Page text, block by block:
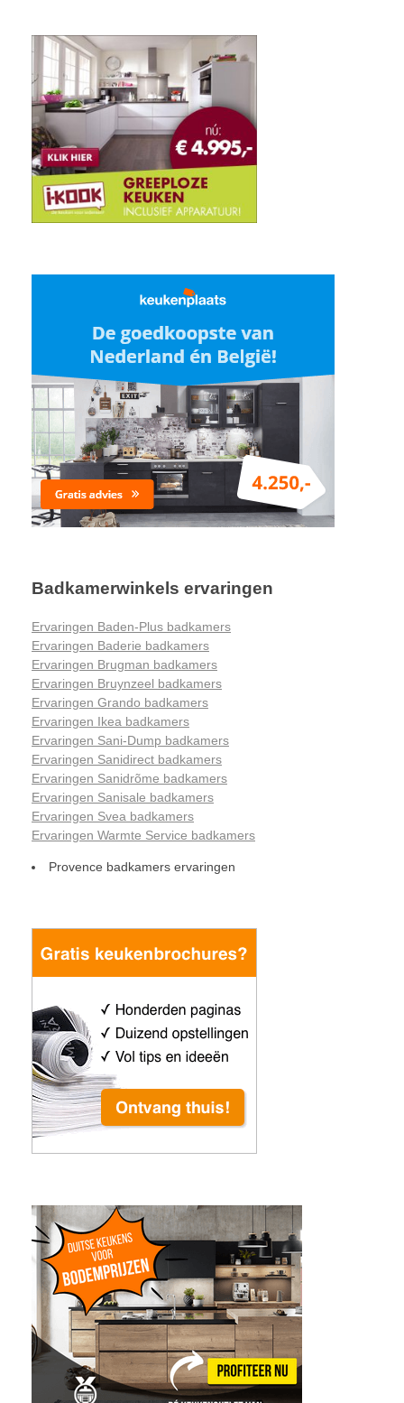
Badkamerwinkels ervaringen
Ervaringen Baden-Plus badkamers
Ervaringen Baderie badkamers
Ervaringen Brugman badkamers
Ervaringen Bruynzeel badkamers
Ervaringen Grando badkamers
Ervaringen Ikea badkamers
Ervaringen Sani-Dump badkamers
Ervaringen Sanidirect badkamers
Ervaringen Sanidrõme badkamers
Ervaringen Sanisale badkamers
Ervaringen Svea badkamers
Ervaringen Warmte Service badkamers
Provence badkamers ervaringen